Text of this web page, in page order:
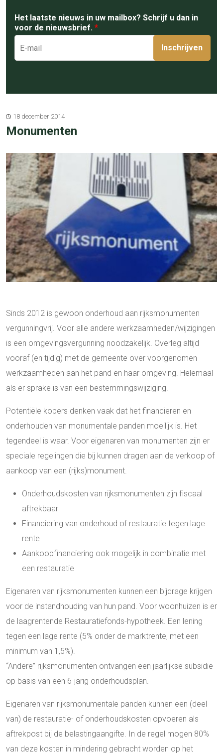
Het laatste nieuws in uw mailbox? Schrijf u dan in
voor de nieuwsbrief. *
Inschrijven
18 december 2014
Monumenten
Sinds 2012 is gewoon onderhoud aan rijksmonumenten
vergunningvrij. Voor alle andere werkzaamheden/wijzigingen
is een omgevingsvergunning noodzakelijk. Overleg altijd
vooraf (en tijdig) met de gemeente over voorgenomen
werkzaamheden aan het pand en haar omgeving. Helemaal
als er sprake is van een bestemmingswijziging.
Potentiële kopers denken vaak dat het financieren en
onderhouden van monumentale panden moeilijk is. Het
tegendeel is waar. Voor eigenaren van monumenten zijn er
speciale regelingen die bij kunnen dragen aan de verkoop of
aankoop van een (rijks)monument.
Onderhoudskosten van rijksmonumenten zijn fiscaal
aftrekbaar
Financiering van onderhoud of restauratie tegen lage
rente
Aankoopfinanciering ook mogelijk in combinatie met
een restauratie
Eigenaren van rijksmonumenten kunnen een bijdrage krijgen
voor de instandhouding van hun pand. Voor woonhuizen is er
de laagrentende Restauratiefonds-hypotheek. Een lening
tegen een lage rente (5% onder de marktrente, met een
minimum van 1,5%).
“Andere” rijksmonumenten ontvangen een jaarlijkse subsidie
op basis van een 6-jarig onderhoudsplan.
Eigenaren van rijksmonumentale panden kunnen een (deel
van) de restauratie- of onderhoudskosten opvoeren als
aftrekpost bij de belastingaangifte. In de regel mogen 80%
van deze kosten in mindering gebracht worden op het